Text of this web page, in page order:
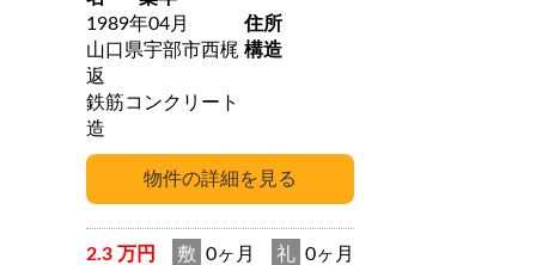
1989年04月
住所
山口県宇部市西梶
返
構造
鉄筋コンクリート
造
2.3 万円 敷 0ヶ月 礼 0ヶ月